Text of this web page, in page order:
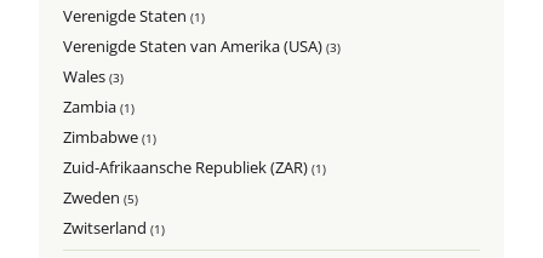
Verenigde Staten(1)
Verenigde Staten van Amerika (USA)(3)
Wales(3)
Zambia(1)
Zimbabwe(1)
Zuid-Afrikaansche Republiek (ZAR)(1)
Zweden(5)
Zwitserland(1)